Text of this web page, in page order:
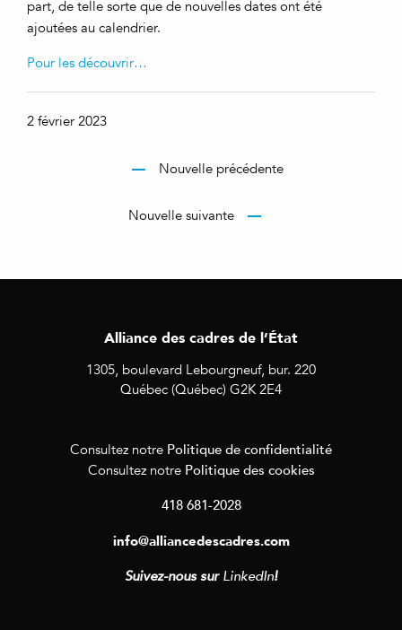
part, de telle sorte que de nouvelles dates ont été
ajoutées au calendrier.
Pour les découvrir…
2 février 2023
Nouvelle précédente
Nouvelle suivante
Alliance des cadres de l’État
1305, boulevard Lebourgneuf, bur. 220
Québec (Québec) G2K 2E4
Consultez notre Politique de confidentialité
Consultez notre Politique des cookies
418 681-2028
info@alliancedescadres.com
Suivez-nous sur LinkedIn!